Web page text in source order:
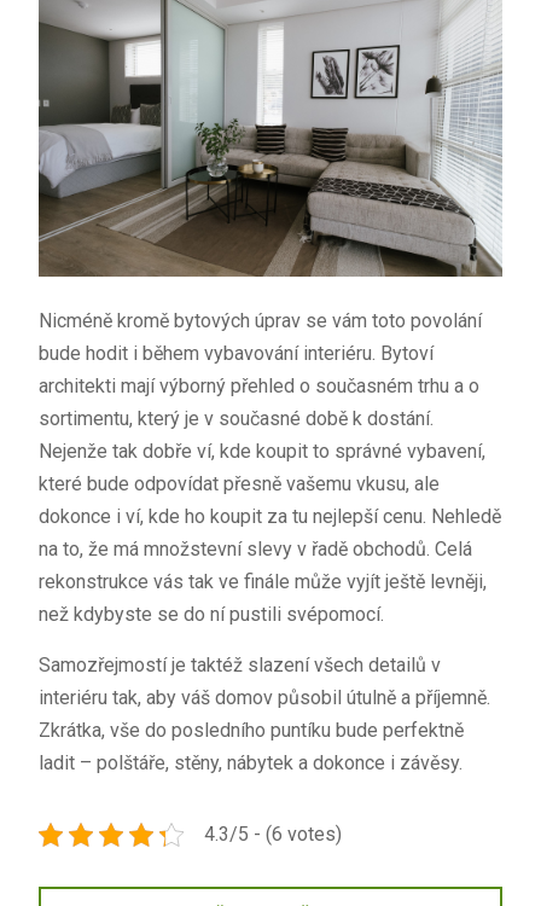
Nicméně kromě bytových úprav se vám toto povolání
bude hodit i během vybavování interiéru. Bytoví
architekti mají výborný přehled o současném trhu a o
sortimentu, který je v současné době k dostání.
Nejenže tak dobře ví, kde koupit to správné vybavení,
které bude odpovídat přesně vašemu vkusu, ale
dokonce i ví, kde ho koupit za tu nejlepší cenu. Nehledě
na to, že má množstevní slevy v řadě obchodů. Celá
rekonstrukce vás tak ve finále může vyjít ještě levněji,
než kdybyste se do ní pustili svépomocí.
Samozřejmostí je taktéž slazení všech detailů v
interiéru tak, aby váš domov působil útulně a příjemně.
Zkrátka, vše do posledního puntíku bude perfektně
ladit – polštáře, stěny, nábytek a dokonce i závěsy.
4.3/5 - (6 votes)